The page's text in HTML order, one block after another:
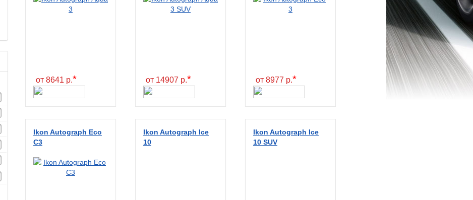
от 8641 р.* от 14907 р.* от 8977 р.*
Ikon Autograph Eco
C3
Ikon Autograph Ice
10
Ikon Autograph Ice
10 SUV